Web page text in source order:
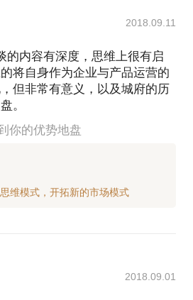
2018.09.11
的内容有深度，思维上很有启
将自身作为企业与产品运营的
但非常有意义，以及城府的历
。
你的优势地盘
2018.09.01